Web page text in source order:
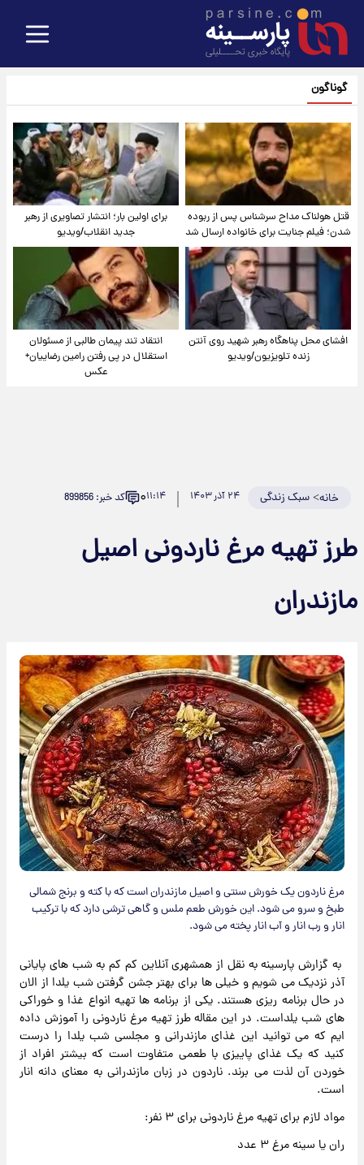
گوناگون
قتل هولناک مداح سرشناس پس از ربوده
شدن؛ فیلم جنایت برای خانواده ارسال شد
برای اولین بار؛ انتشار تصاویری از رهبر
جدید انقلاب/ویدیو
افشای محل پناهگاه‌ رهبر شهید روی آنتن
زنده تلویزیون/ویدیو
انتقاد تند پیمان طالبی از مسئولان
استقلال در پی رفتن رامین رضاییان+
عکس
خانه>سبک زندگی ۲۴ آذر ۱۴۰۳ ۱۱:۱۴۰ کد خبر: 899856
طرز تهیه مرغ ناردونی اصیل
مازندران
مرغ ناردون یک خورش سنتی و اصیل مازندران است که با کته و برنج شمالی
طبخ و سرو می شود. این خورش طعم ملس و گاهی ترشی دارد که با ترکیب
انار و رب انار و آب انار پخته می شود.
به گزارش پارسینه به نقل از همشهری آنلاین کم کم به شب های پایانی
آذر نزدیک می شویم و خیلی ها برای بهتر جشن گرفتن شب یلدا از الان
در حال برنامه ریزی هستند. یکی از برنامه ها تهیه انواع غذا و خوراکی
های شب یلداست. در این مقاله طرز تهیه مرغ ناردونی را آموزش داده
ایم که می توانید این غذای مازندرانی و مجلسی شب یلدا را درست
کنید که یک غذای پاییزی با طعمی متفاوت است که بیشتر افراد از
خوردن آن لذت می برند. ناردون در زبان مازندرانی به معنای دانه انار
است.
مواد لازم برای تهیه مرغ ناردونی برای ۳ نفر:
ران یا سینه مرغ ۳ عدد